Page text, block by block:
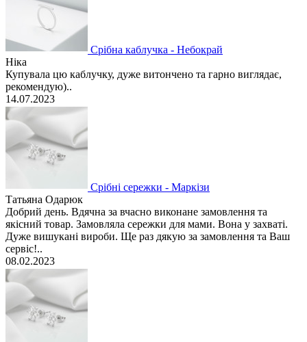
Срібна каблучка - Небокрай
Ніка
Купувала цю каблучку, дуже витончено та гарно виглядає,
рекомендую)..
14.07.2023
Срібні сережки - Маркізи
Татьяна Одарюк
Добрий день. Вдячна за вчасно виконане замовлення та
якісний товар. Замовляла сережки для мами. Вона у захваті.
Дуже вишукані вироби. Ще раз дякую за замовлення та Ваш
сервіс!..
08.02.2023